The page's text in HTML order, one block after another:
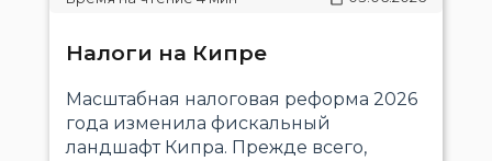
Налоги на Кипре
Масштабная налоговая реформа 2026
года изменила фискальный
ландшафт Кипра. Прежде всего,